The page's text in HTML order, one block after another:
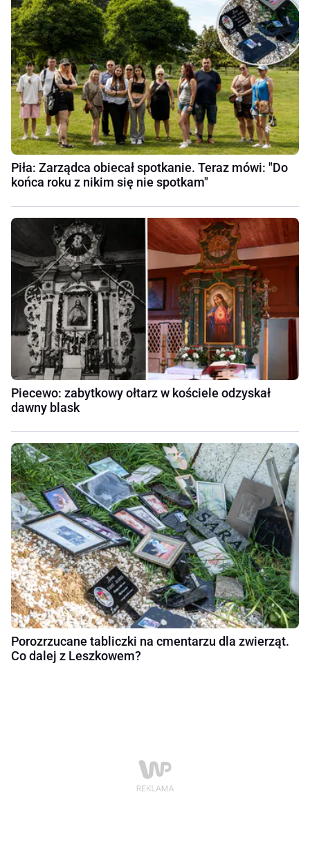
Piła: Zarządca obiecał spotkanie. Teraz mówi: "Do
końca roku z nikim się nie spotkam"
Piecewo: zabytkowy ołtarz w kościele odzyskał
dawny blask
Porozrzucane tabliczki na cmentarzu dla zwierząt.
Co dalej z Leszkowem?